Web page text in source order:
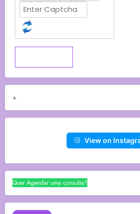
+
View on
Quer Agendar uma consulta?